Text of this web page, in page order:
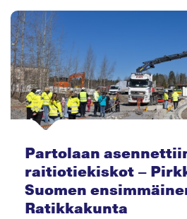
Partolaan
raitiotiekiskot –
Suomen
Ratikkakunta